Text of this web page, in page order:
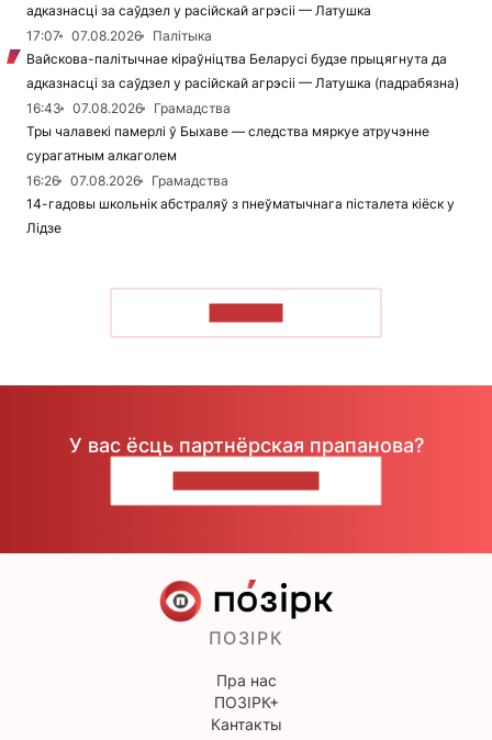
адказнасці за саўдзел у расійскай агрэсіі — Латушка
17:07
07.08.2026
Палітыка
Вайскова-палітычнае кіраўніцтва Беларусі будзе прыцягнута да
адказнасці за саўдзел у расійскай агрэсіі — Латушка (падрабязна)
16:43
07.08.2026
Грамадства
Тры чалавекі памерлі ў Быхаве — следства мяркуе атручэнне
сурагатным алкаголем
16:26
07.08.2026
Грамадства
14-гадовы школьнік абстраляў з пнеўматычнага пісталета кіёск у
Лідзе
У вас ёсць партнёрская прапанова?
ПОЗІРК
Пра нас
ПОЗІРК+
Кантакты